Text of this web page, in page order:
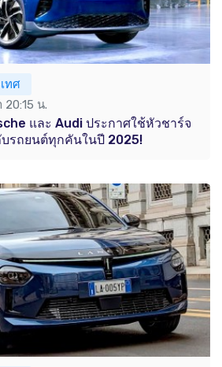
ทศ
20:15 น.
และ Audi ประกาศใช้หัวชาร์จ
บรถยนต์ทุกคันในปี 2025!